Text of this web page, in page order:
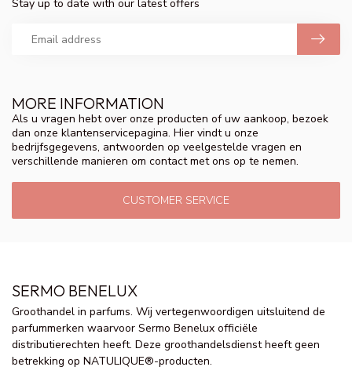
MORE INFORMATION
Als u vragen hebt over onze producten of uw aankoop, bezoek
dan onze klantenservicepagina. Hier vindt u onze
bedrijfsgegevens, antwoorden op veelgestelde vragen en
verschillende manieren om contact met ons op te nemen.
CUSTOMER SERVICE
Stay up to date with our latest offers
SERMO BENELUX
Groothandel in parfums. Wij vertegenwoordigen uitsluitend de
parfummerken waarvoor Sermo Benelux officiële
distributierechten heeft. Deze groothandelsdienst heeft geen
betrekking op NATULIQUE®-producten.